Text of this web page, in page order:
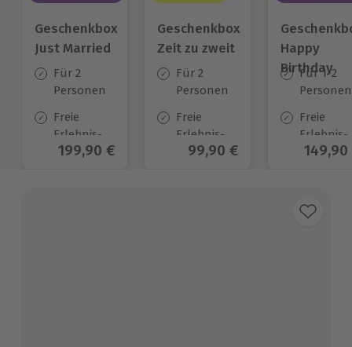
Geschenkbox
Just Married
Für 2
Personen
Freie
Erlebnis-
Auswahl
Aktueller Preis
199,90 €
Geschenkbox
Zeit zu zweit
Für 2
Personen
Freie
Erlebnis-
Auswahl
Aktueller Preis
99,90 €
Happy
Birthday
Für 1-2
Personen
Freie
Erlebnis-
Auswahl
149,90